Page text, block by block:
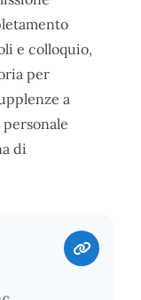
e colloquio,
per
a
di